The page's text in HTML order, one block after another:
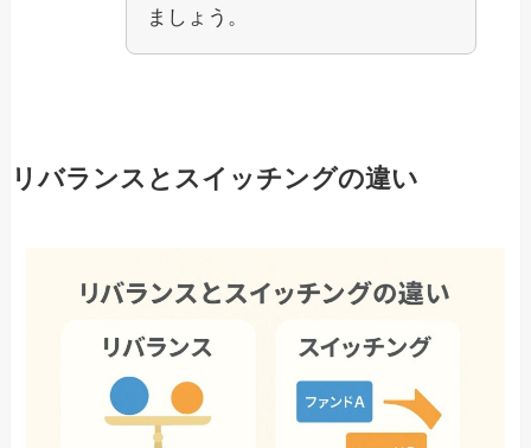
ましょう。
リバランスとスイッチングの違い